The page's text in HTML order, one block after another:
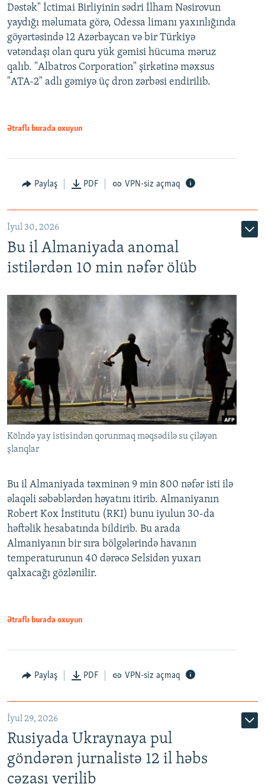
Dəstək" İctimai Birliyinin sədri İlham Nəsirovun
yaydığı məlumata görə, Odessa limanı yaxınlığında
göyərtəsində 12 Azərbaycan və bir Türkiyə
vətəndaşı olan quru yük gəmisi hücuma məruz
qalıb. "Albatros Corporation" şirkətinə məxsus
"ATA-2" adlı gəmiyə üç dron zərbəsi endirilib.
Ətraflı burada oxuyun
Paylaş PDF VPN-siz açmaq
İyul 30, 2026
Bu il Almaniyada anomal
istilərdən 10 min nəfər ölüb
Kölndə yay istisindən qorunmaq məqsədilə su çiləyən
şlanqlar
Bu il Almaniyada təxminən 9 min 800 nəfər isti ilə
əlaqəli səbəblərdən həyatını itirib. Almaniyanın
Robert Kox İnstitutu (RKI) bunu iyulun 30-da
həftəlik hesabatında bildirib. Bu arada
Almaniyanın bir sıra bölgələrində havanın
temperaturunun 40 dərəcə Selsidən yuxarı
qalxacağı gözlənilir.
Ətraflı burada oxuyun
Paylaş PDF VPN-siz açmaq
İyul 29, 2026
Rusiyada Ukraynaya pul
göndərən jurnalistə 12 il həbs
cəzası verilib